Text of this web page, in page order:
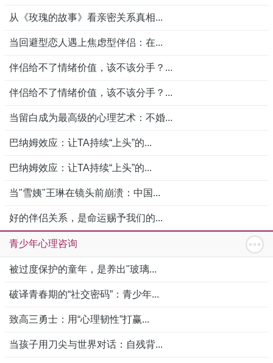
从《玫瑰的故事》看亲密关系真相...
当回避型恋人遇上焦虑型伴侣：在...
伴侣给不了情绪价值，该不该分手？...
伴侣给不了情绪价值，该不该分手？...
当留白成为最高级的心理艺术：不婚...
巴纳姆效应：让TA持续“上头”的...
巴纳姆效应：让TA持续“上头”的...
当"雪姨"王琳在镜头前崩溃：中国...
好的伴侣关系，是命运赐予我们的...
青少年心理咨询
被过度保护的童年，是养出"玻璃...
破译青春期的“社交密码”：青少年...
致高三勇士：用“心理韧性”打赢...
当孩子用刀尖与世界对话：自残背...